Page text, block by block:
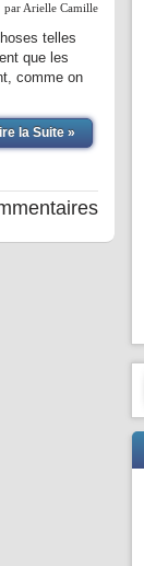
par Arielle Camille
telles
que les
comme on
la Suite »